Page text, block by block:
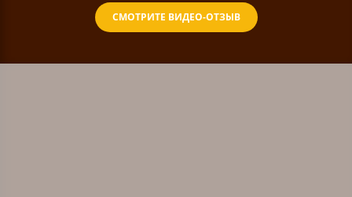
СМОТРИТЕ ВИДЕО-ОТЗЫВ